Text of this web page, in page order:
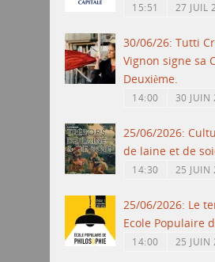
15:51 27 JUIL
30/06/26: Tutti
Vignon signe sa
Deuxième.
14:00 30 JUIN
25/06/2026:
de laine et de
14:30 25 JUIN
25/06/2026: Le
Ecole Populaire
14:00 25 JUIN